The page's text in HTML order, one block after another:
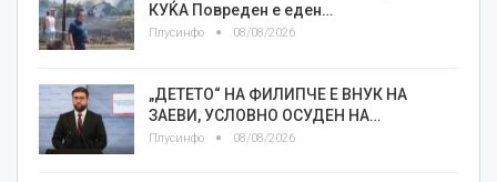
КУЌА Повреден е еден…
Плусинфо 08/08/2026
„ДЕТЕТО“ НА ФИЛИПЧЕ Е ВНУК НА
ЗАЕВИ, УСЛОВНО ОСУДЕН НА…
Плусинфо 08/08/2026